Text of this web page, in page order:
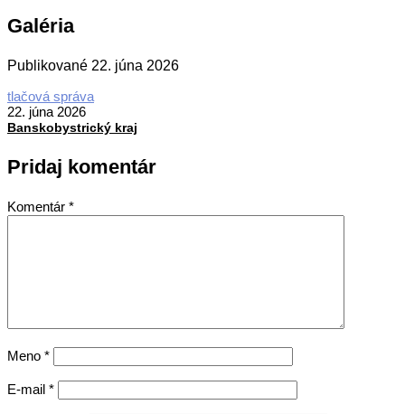
Galéria
Publikované 22. júna 2026
2026-
06-
22
tlačová správa
22. júna 2026
Banskobystrický kraj
Pridaj komentár
Komentár *
Meno *
E-mail *